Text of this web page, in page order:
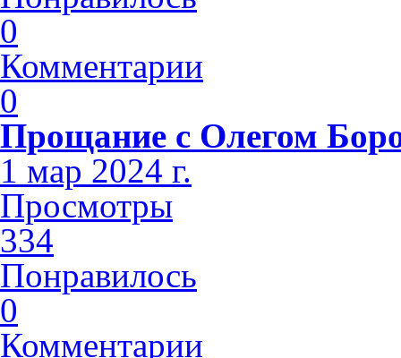
0
Комментарии
0
Прощание с Олегом
1 мар 2024 г.
Просмотры
334
Понравилось
0
Комментарии